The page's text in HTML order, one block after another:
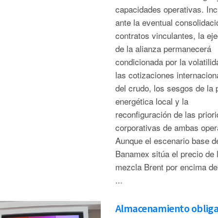
capacidades operativas.
ante la eventual
contratos vinculantes, la
de la alianza permanecerá
condicionada por la
las cotizaciones
del crudo, los sesgos de la
energética local y la
reconfiguración de las
corporativas de ambas
Aunque el escenario base
Banamex sitúa el precio de
mezcla Brent por encima
...
Almacenamiento